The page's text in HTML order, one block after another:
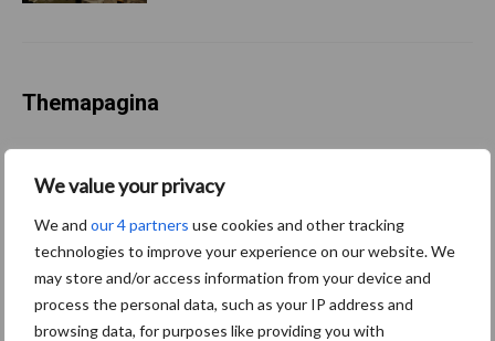
We value your privacy
We and our 4 partners use cookies and other tracking
technologies to improve your experience on our website. We
may store and/or access information from your device and
process the personal data, such as your IP address and
browsing data, for purposes like providing you with
Themapagina
Afrikaanse
varkenspest
Brachyspira